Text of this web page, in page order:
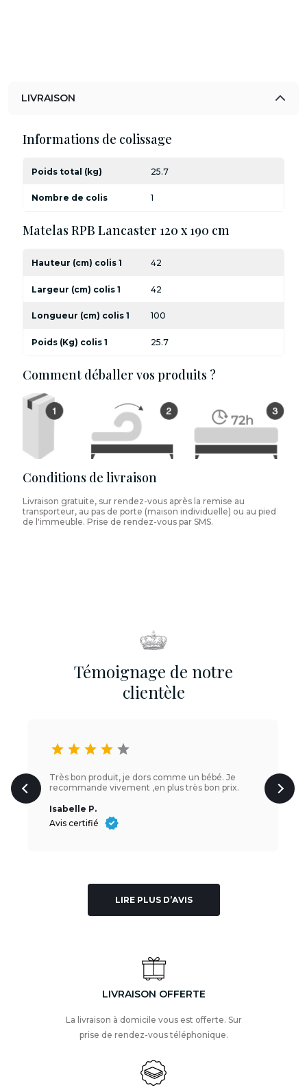
LIVRAISON
Informations de colissage
Poids total (kg) 25.7
Nombre de colis 1
Matelas RPB Lancaster 120 x 190 cm
Hauteur (cm) colis 1 42
Largeur (cm) colis 1 42
Longueur (cm) colis 1 100
Poids (Kg) colis 1 25.7
Comment déballer vos produits ?
Conditions de livraison
Livraison gratuite, sur rendez-vous après la remise au
transporteur, au pas de porte (maison individuelle) ou au pied
de l'immeuble. Prise de rendez-vous par SMS.
Témoignage de notre
clientèle
star star star star star
Très bon produit, je dors comme un bébé. Je
recommande vivement ,en plus très bon prix.
Isabelle P.
Avis certifié
LIRE PLUS D’AVIS
LIVRAISON OFFERTE
La livraison à domicile vous est offerte. Sur
prise de rendez-vous téléphonique.